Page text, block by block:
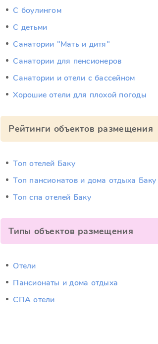
С боулингом
С детьми
Санатории "Мать и дитя"
Санатории для пенсионеров
Санатории и отели с бассейном
Хорошие отели для плохой погоды
Рейтинги объектов размещения
Топ отелей Баку
Топ пансионатов и дома отдыха Баку
Топ спа отелей Баку
Типы объектов размещения
Отели
Пансионаты и дома отдыха
СПА отели